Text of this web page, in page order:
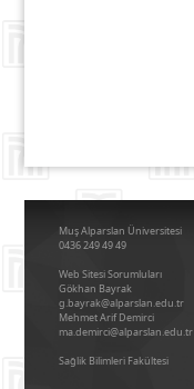
Muş Alparslan Üniversitesi
0436 249 49 49
Web Sitesi Sorumluları
Gökhan Bayrak
g.bayrak@alparslan.edu.tr
Mehmet Arif Demirci
ma.demirci@alparslan.edu.tr
Sağlik Bi̇li̇mleri̇ Fakültesi̇